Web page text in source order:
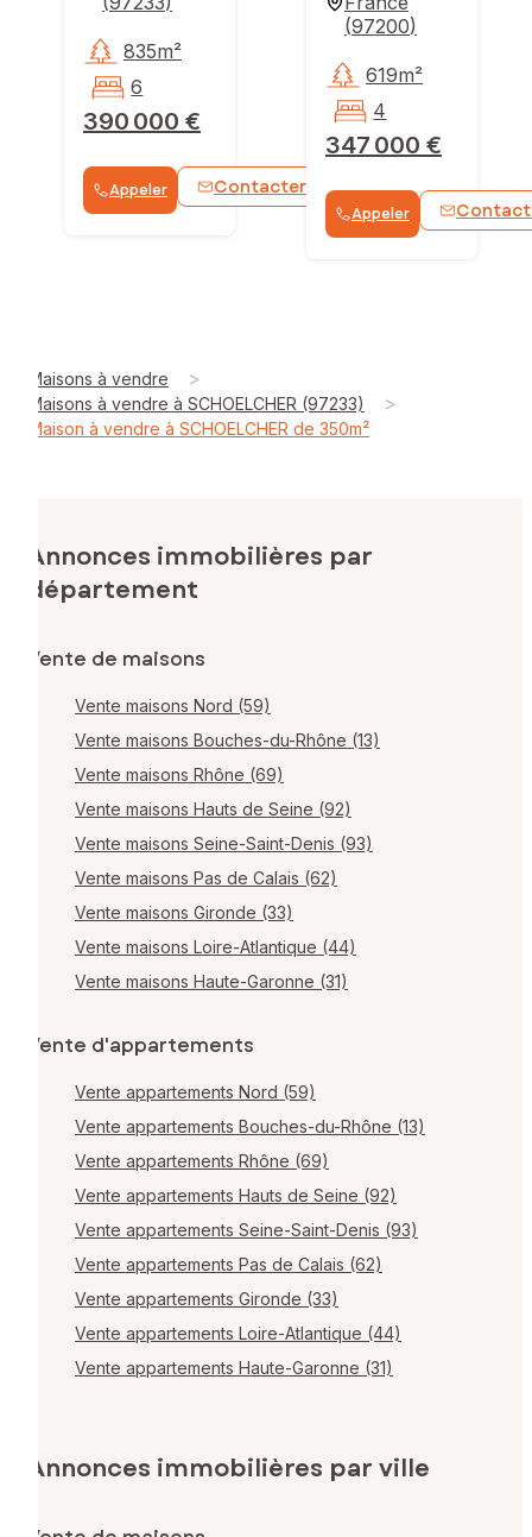
390 000 €
835m²
6
Appeler Contacter WhatsApp
(97200)
347 000 €
619m²
4
Appeler
Maisons à vendre >
Maisons à vendre à SCHOELCHER (97233) >
Maison à vendre à SCHOELCHER de 350m²
Annonces immobilières par
département
Vente de maisons
Vente maisons Nord (59)
Vente maisons Bouches-du-Rhône (13)
Vente maisons Rhône (69)
Vente maisons Hauts de Seine (92)
Vente maisons Seine-Saint-Denis (93)
Vente maisons Pas de Calais (62)
Vente maisons Gironde (33)
Vente maisons Loire-Atlantique (44)
Vente maisons Haute-Garonne (31)
Vente d'appartements
Vente appartements Nord (59)
Vente appartements Bouches-du-Rhône (13)
Vente appartements Rhône (69)
Vente appartements Hauts de Seine (92)
Vente appartements Seine-Saint-Denis (93)
Vente appartements Pas de Calais (62)
Vente appartements Gironde (33)
Vente appartements Loire-Atlantique (44)
Vente appartements Haute-Garonne (31)
Annonces immobilières par ville